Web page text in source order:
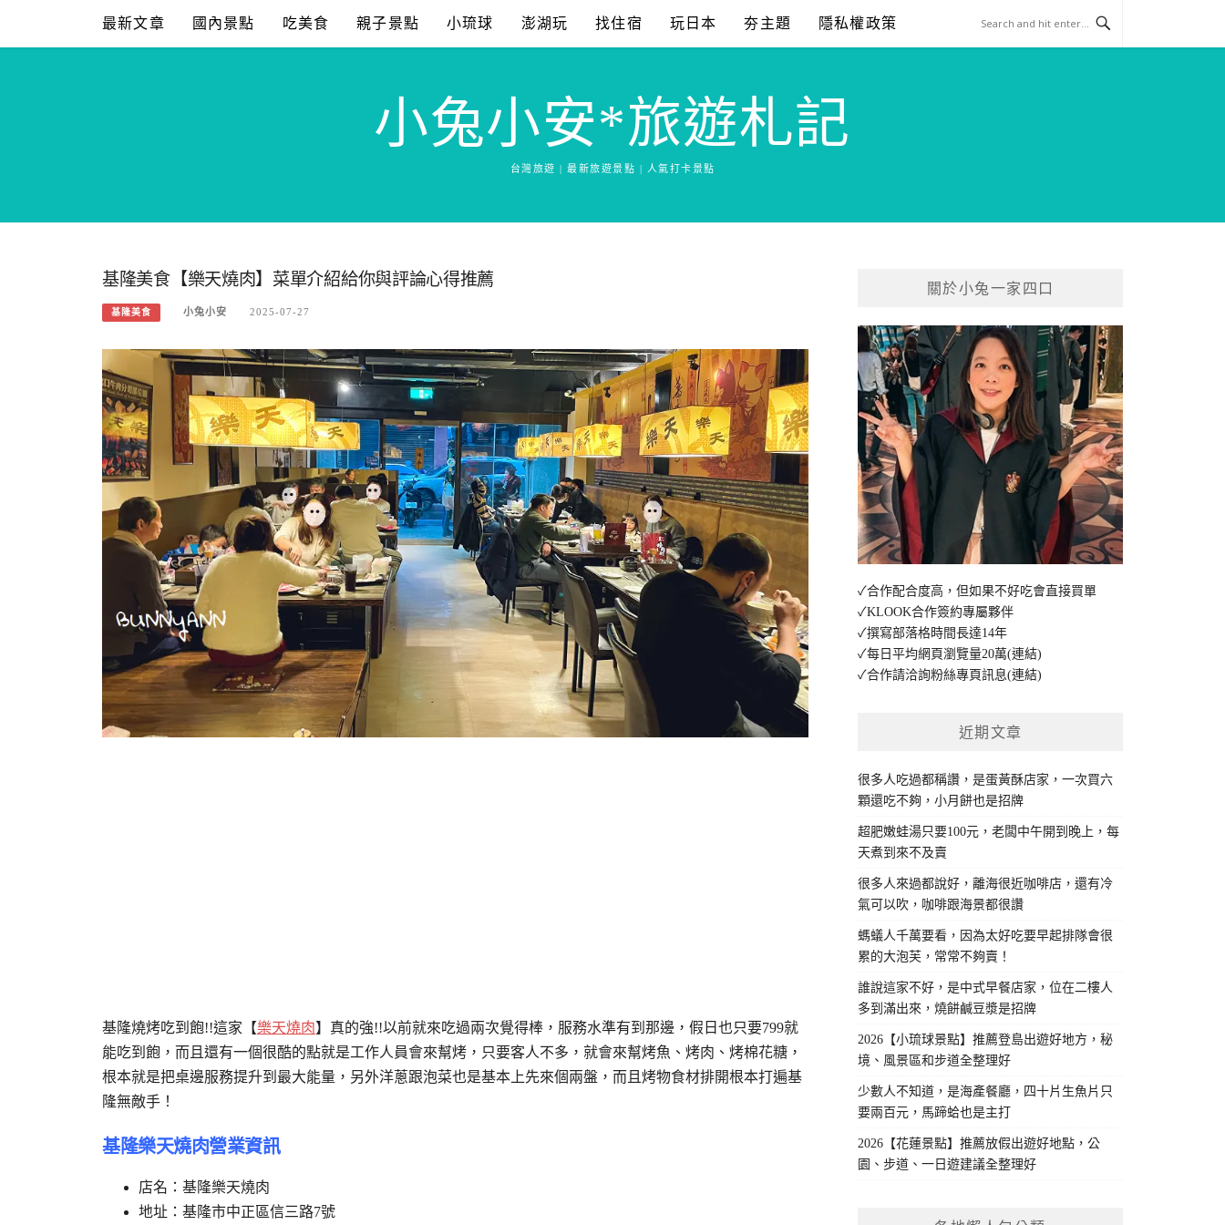
content
最新文章 國內景點 吃美食 親子景點 小琉球 澎湖玩 找住宿 玩日本 夯主題 隱私權政策
小兔小安*旅遊札記
台灣旅遊 | 最新旅遊景點 | 人氣打卡景點
基隆美食【樂天燒肉】菜單介紹給你與評論心得推薦
基隆美食 小兔小安 2025-07-27
基隆燒烤吃到飽!!這家【樂天燒肉 】真的強!!以前就來吃過兩次覺得棒，服務水準有到那邊，假日也只要799就
能吃到飽，而且還有一個很酷的點就是工作人員會來幫烤，只要客人不多，就會來幫烤魚、烤肉、烤棉花糖，
根本就是把桌邊服務提升到最大能量，另外洋蔥跟泡菜也是基本上先來個兩盤，而且烤物食材排開根本打遍基
隆無敵手！
基隆樂天燒肉營業資訊
店名：基隆樂天燒肉
地址：基隆市中正區信三路7號
關於小兔一家四口
✓合作配合度高，但如果不好吃會直接買單
✓KLOOK合作簽約專屬夥伴
✓撰寫部落格時間長達14年
✓每日平均網頁瀏覽量20萬(連結)
✓合作請洽詢粉絲專頁訊息(連結)
近期文章
很多人吃過都稱讚，是蛋黃酥店家，一次買六
顆還吃不夠，小月餅也是招牌
超肥嫩蛙湯只要100元，老闆中午開到晚上，每
天煮到來不及賣
很多人來過都說好，離海很近咖啡店，還有冷
氣可以吹，咖啡跟海景都很讚
螞蟻人千萬要看，因為太好吃要早起排隊會很
累的大泡芙，常常不夠賣！
誰說這家不好，是中式早餐店家，位在二樓人
多到滿出來，燒餅鹹豆漿是招牌
2026【小琉球景點】推薦登島出遊好地方，秘
境、風景區和步道全整理好
少數人不知道，是海產餐廳，四十片生魚片只
要兩百元，馬蹄蛤也是主打
2026【花蓮景點】推薦放假出遊好地點，公
園、步道、一日遊建議全整理好